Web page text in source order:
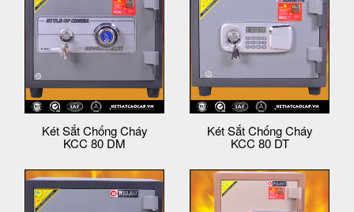
Két Sắt Chống Cháy
KCC 80 DM
Két Sắt Chống Cháy
KCC 80 DT